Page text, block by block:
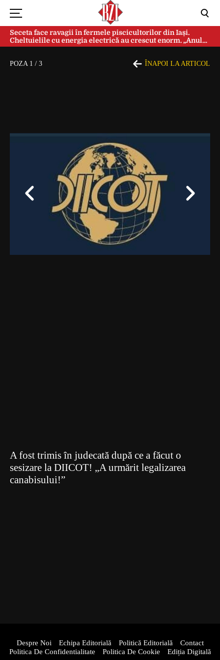
Seceta face ravagii în fermele piscicultorilor din Iași.
Cheltuielile cu energia electrică au crescut enorm. „Anul
acesta e mai grav din cauza temperaturilor foarte mari”
POZA 1 / 3 ÎNAPOI LA ARTICOL
A fost trimis în judecată după ce a făcut o
sesizare la DIICOT! „A urmărit legalizarea
canabisului!”
Despre Noi Echipa Editorială Politică Editorială
Contact
Politica De Confidentialitate
Politica De Cookie Ediția Digitală